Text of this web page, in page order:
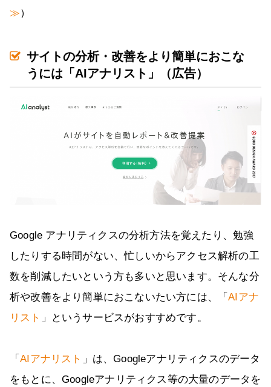
≫）
サイトの分析・改善をより簡単におこな
うには「AIアナリスト」（広告）
Google アナリティクスの分析方法を覚えたり、勉強
したりする時間がない、忙しいからアクセス解析の工
数を削減したいという方も多いと思います。そんな分
析や改善をより簡単におこないたい方には、「AIアナ
リスト 」というサービスがおすすめです。
「AIアナリスト 」は、Googleアナリティクスのデータ
をもとに、Googleアナリティクス等の大量のデータを